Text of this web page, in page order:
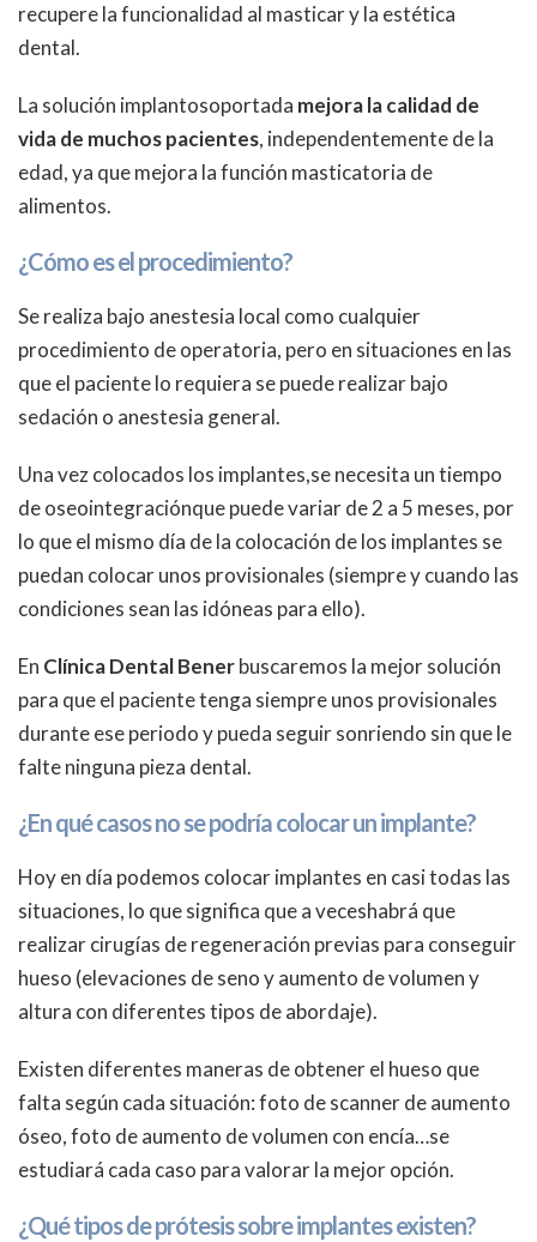
recupere la funcionalidad al masticar y la estética
dental.
La solución implantosoportada mejora la calidad de
vida de muchos pacientes, independentemente de la
edad, ya que mejora la función masticatoria de
alimentos.
¿Cómo es el procedimiento?
Se realiza bajo anestesia local como cualquier
procedimiento de operatoria, pero en situaciones en las
que el paciente lo requiera se puede realizar bajo
sedación o anestesia general.
Una vez colocados los implantes,se necesita un tiempo
de oseointegraciónque puede variar de 2 a 5 meses, por
lo que el mismo día de la colocación de los implantes se
puedan colocar unos provisionales (siempre y cuando las
condiciones sean las idóneas para ello).
En Clínica Dental Benerbuscaremos la mejor solución
para que el paciente tenga siempre unos provisionales
durante ese periodo y pueda seguir sonriendo sin que le
falte ninguna pieza dental.
¿En qué casos no se podría colocar un implante?
Hoy en día podemos colocar implantes en casi todas las
situaciones, lo que significa que a veceshabrá que
realizar cirugías de regeneración previas para conseguir
hueso (elevaciones de seno y aumento de volumen y
altura con diferentes tipos de abordaje).
Existen diferentes maneras de obtener el hueso que
falta según cada situación: foto de scanner de aumento
óseo, foto de aumento de volumen con encía…se
estudiará cada caso para valorar la mejor opción.
¿Qué tipos de prótesis sobre implantes existen?